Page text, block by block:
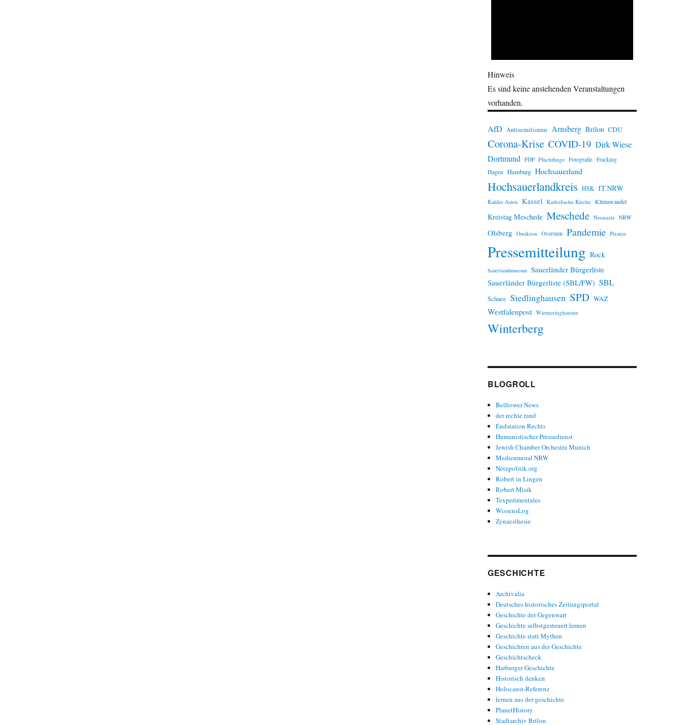
Hinweis
Es sind keine anstehenden Veranstaltungen
vorhanden.
AfD Antisemitismus Arnsberg Brilon CDU
Corona-Krise COVID-19 Dirk Wiese
Dortmund FDP Flüchtlinge Fotografie Fracking
Hagen Hamburg Hochsauerland
Hochsauerlandkreis HSK IT.NRW
Kahler Asten Kassel Katholische Kirche Klimawandel
Kreistag Meschede Meschede Neonazis NRW
Olsberg Omikron Oversum Pandemie Piraten
Pressemitteilung Rock
Sauerlandmuseum Sauerländer Bürgerliste
Sauerländer Bürgerliste (SBL/FW) SBL
Schnee Siedlinghausen SPD WAZ
Westfalenpost Wiemeringhausen
Winterberg
BLOGROLL
Belltower News
der rechte rand
Endstation Rechts
Humanistischer Pressedienst
Jewish Chamber Orchestra Munich
Medienmoral NRW
Netzpolitik.org
Robert in Lingen
Robert Misik
Texperimentales
WissensLog
Zynaesthesie
GESCHICHTE
Archivalia
Deutsches historisches Zeitungsportal
Geschichte der Gegenwart
Geschichte selbstgesteuert lernen
Geschichte statt Mythen
Geschichten aus der Geschichte
Geschichtscheck
Harburger Geschichte
Historisch denken
Holocaust-Referenz
lernen aus der geschichte
PlanetHistory
Stadtarchiv Brilon